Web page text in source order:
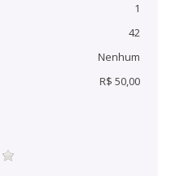
1
42
Nenhum
R$ 50,00